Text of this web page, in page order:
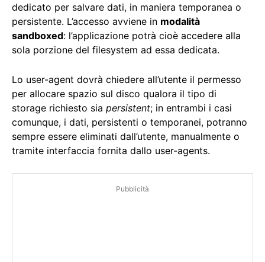
dedicato per salvare dati, in maniera temporanea o
persistente. L’accesso avviene in modalità
sandboxed: l’applicazione potrà cioè accedere alla
sola porzione del filesystem ad essa dedicata.
Lo user-agent dovrà chiedere all’utente il permesso
per allocare spazio sul disco qualora il tipo di
storage richiesto sia persistent; in entrambi i casi
comunque, i dati, persistenti o temporanei, potranno
sempre essere eliminati dall’utente, manualmente o
tramite interfaccia fornita dallo user-agents.
Pubblicità